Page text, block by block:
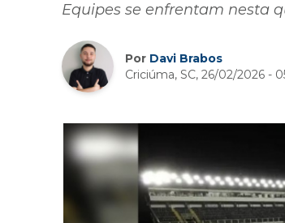
Equipes se enfrentam nesta
Por Davi Brabos
Criciúma, SC, 26/02/2026 -